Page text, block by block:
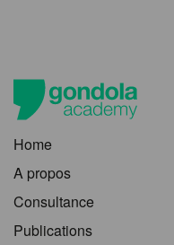
Home
A propos
Consultance
Publications